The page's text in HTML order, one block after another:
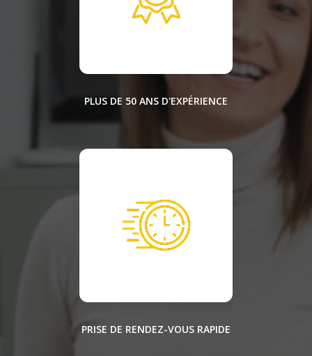
PLUS DE 50 ANS D'EXPÉRIENCE
PRISE DE RENDEZ-VOUS RAPIDE